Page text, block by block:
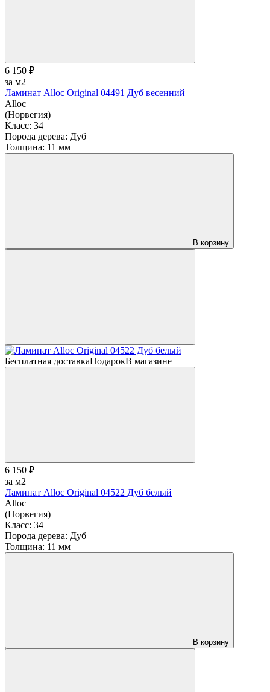
6 150 ₽
за м2
Ламинат Alloc Original 04491 Дуб весенний
Alloc
(Норвегия)
Класс: 34
Порода дерева: Дуб
Толщина: 11 мм
В корзину
Бесплатная доставкаПодарокВ магазине
6 150 ₽
за м2
Ламинат Alloc Original 04522 Дуб белый
Alloc
(Норвегия)
Класс: 34
Порода дерева: Дуб
Толщина: 11 мм
В корзину